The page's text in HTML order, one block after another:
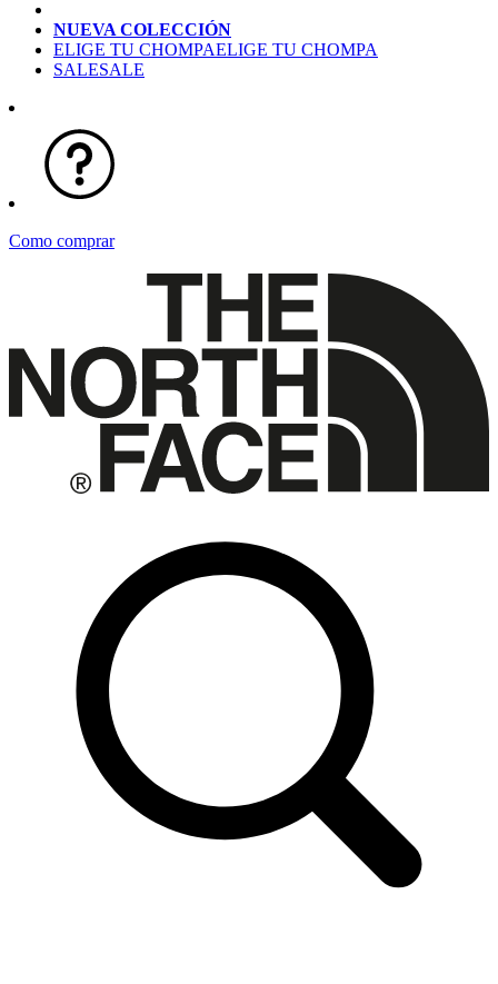
NUEVA COLECCIÓN
ELIGE TU CHOMPAELIGE TU CHOMPA
SALESALE
Como comprar